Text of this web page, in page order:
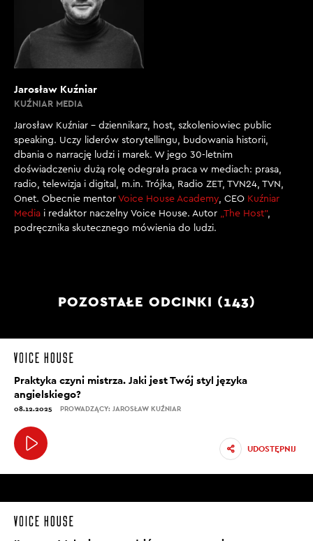
Jarosław Kuźniar
KUŹNIAR MEDIA
Jarosław Kuźniar – dziennikarz, host, szkoleniowiec public
speaking. Uczy liderów storytellingu, budowania historii,
dbania o narrację ludzi i marek. W jego 30-letnim
doświadczeniu dużą rolę odegrała praca w mediach: prasa,
radio, telewizja i digital, m.in. Trójka, Radio ZET, TVN24, TVN,
Onet. Obecnie mentor Voice House Academy , CEO Kuźniar
Media i redaktor naczelny Voice House. Autor „The Host”,
podręcznika skutecznego mówienia do ludzi.
POZOSTAŁE ODCINKI (143)
Praktyka czyni mistrza. Jaki jest Twój styl języka
angielskiego?
08.12.2025 PROWADZĄCY: JAROSŁAW KUŹNIAR
UDOSTĘPNIJ